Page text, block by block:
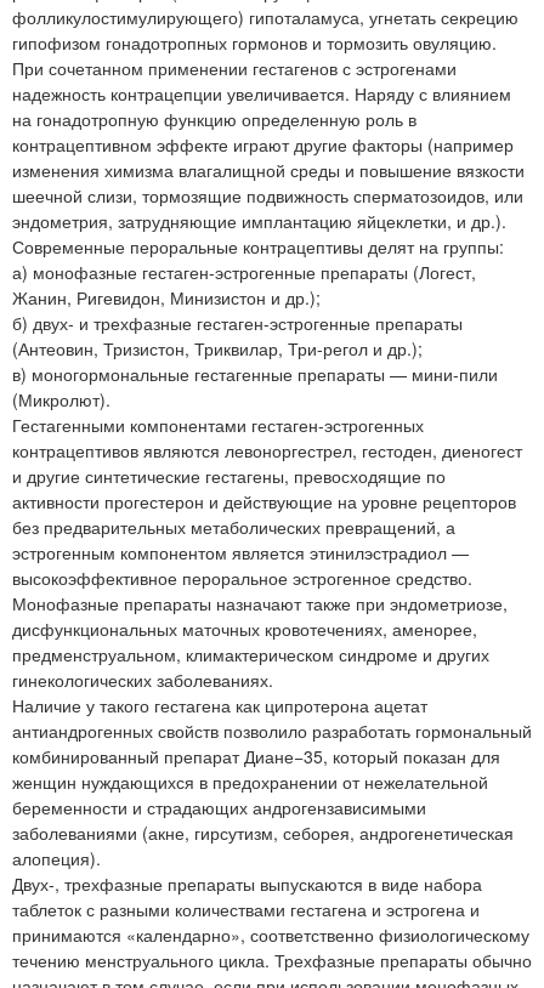
фолликулостимулирующего) гипоталамуса, угнетать секрецию
гипофизом гонадотропных гормонов и тормозить овуляцию.
При сочетанном применении гестагенов с эстрогенами
надежность контрацепции увеличивается. Наряду с влиянием
на гонадотропную функцию определенную роль в
контрацептивном эффекте играют другие факторы (например
изменения химизма влагалищной среды и повышение вязкости
шеечной слизи, тормозящие подвижность сперматозоидов, или
эндометрия, затрудняющие имплантацию яйцеклетки, и др.).
Современные пероральные контрацептивы делят на группы:
а) монофазные гестаген-эстрогенные препараты (Логест,
Жанин, Ригевидон, Минизистон и др.);
б) двух- и трехфазные гестаген-эстрогенные препараты
(Антеовин, Тризистон, Триквилар, Три-регол и др.);
в) моногормональные гестагенные препараты — мини-пили
(Микролют).
Гестагенными компонентами гестаген-эстрогенных
контрацептивов являются левоноргестрел, гестоден, диеногест
и другие синтетические гестагены, превосходящие по
активности прогестерон и действующие на уровне рецепторов
без предварительных метаболических превращений, а
эстрогенным компонентом является этинилэстрадиол —
высокоэффективное пероральное эстрогенное средство.
Монофазные препараты назначают также при эндометриозе,
дисфункциональных маточных кровотечениях, аменорее,
предменструальном, климактерическом синдроме и других
гинекологических заболеваниях.
Наличие у такого гестагена как ципротерона ацетат
антиандрогенных свойств позволило разработать гормональный
комбинированный препарат Диане−35, который показан для
женщин нуждающихся в предохранении от нежелательной
беременности и страдающих андрогензависимыми
заболеваниями (акне, гирсутизм, себорея, андрогенетическая
алопеция).
Двух-, трехфазные препараты выпускаются в виде набора
таблеток с разными количествами гестагена и эстрогена и
принимаются «календарно», соответственно физиологическому
течению менструального цикла. Трехфазные препараты обычно